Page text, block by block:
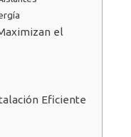
el
Eficiente